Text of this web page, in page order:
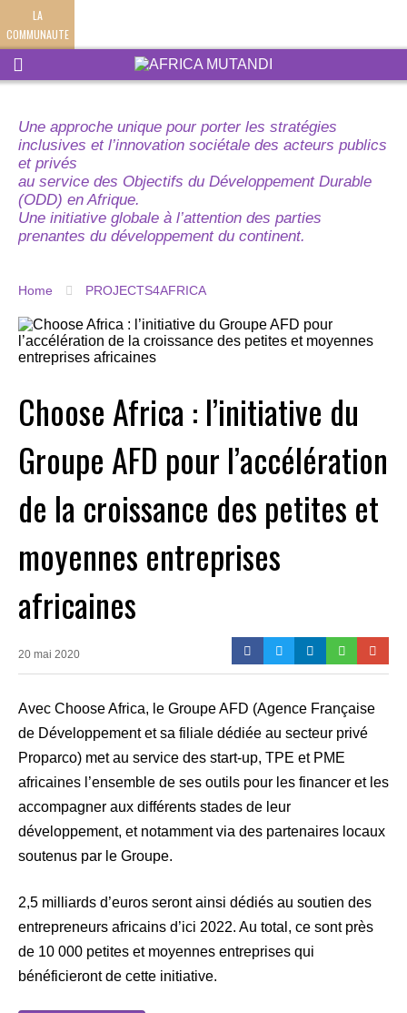
LA
COMMUNAUTE
Une approche unique pour porter les stratégies
inclusives et l’innovation sociétale des acteurs publics
et privés
au service des Objectifs du Développement Durable
(ODD) en Afrique.
Une initiative globale à l’attention des parties
prenantes du développement du continent.
Home PROJECTS4AFRICA
Choose Africa : l’initiative du
Groupe AFD pour l’accélération
de la croissance des petites et
moyennes entreprises
africaines
20 mai 2020
Avec Choose Africa, le Groupe AFD (Agence Française
de Développement et sa filiale dédiée au secteur privé
Proparco) met au service des start-up, TPE et PME
africaines l’ensemble de ses outils pour les financer et les
accompagner aux différents stades de leur
développement, et notamment via des partenaires locaux
soutenus par le Groupe.
2,5 milliards d’euros seront ainsi dédiés au soutien des
entrepreneurs africains d’ici 2022. Au total, ce sont près
de 10 000 petites et moyennes entreprises qui
bénéficieront de cette initiative.